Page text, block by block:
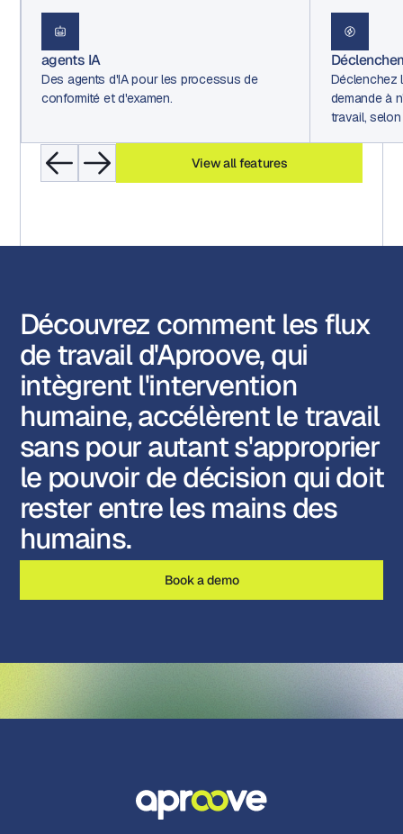
agents IA
Des agents d'IA pour les processus de
conformité et d'examen.
Déclenchez
demande à
travail,
View all features
Découvrez comment les flux
de travail d'Aproove, qui
intègrent l'intervention
humaine, accélèrent le travail
sans pour autant s'approprier
le pouvoir de décision qui doit
rester entre les mains des
humains.
Book a demo